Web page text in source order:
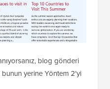
blog gönderi
bunun yerine Yöntem 2'yi